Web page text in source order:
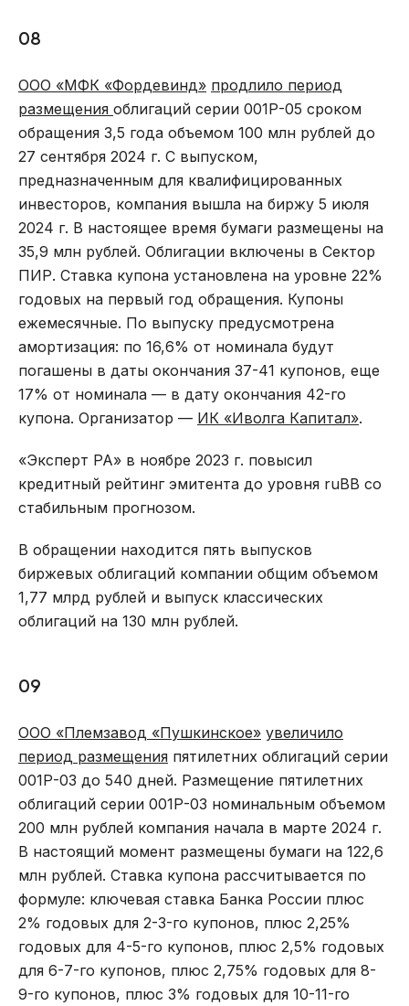
08
ООО «МФК «Фордевинд» продлило период
размещения облигаций серии 001Р-05 сроком
обращения 3,5 года объемом 100 млн рублей до
27 сентября 2024 г. С выпуском,
предназначенным для квалифицированных
инвесторов, компания вышла на биржу 5 июля
2024 г. В настоящее время бумаги размещены на
35,9 млн рублей. Облигации включены в Сектор
ПИР. Ставка купона установлена на уровне 22%
годовых на первый год обращения. Купоны
ежемесячные. По выпуску предусмотрена
амортизация: по 16,6% от номинала будут
погашены в даты окончания 37-41 купонов, еще
17% от номинала — в дату окончания 42-го
купона. Организатор — ИК «Иволга Капитал».
«Эксперт РА» в ноябре 2023 г. повысил
кредитный рейтинг эмитента до уровня ruBB со
стабильным прогнозом.
В обращении находится пять выпусков
биржевых облигаций компании общим объемом
1,77 млрд рублей и выпуск классических
облигаций на 130 млн рублей.
09
ООО «Племзавод «Пушкинское» увеличило
период размещения пятилетних облигаций серии
001Р-03 до 540 дней. Размещение пятилетних
облигаций серии 001Р-03 номинальным объемом
200 млн рублей компания начала в марте 2024 г.
В настоящий момент размещены бумаги на 122,6
млн рублей. Ставка купона рассчитывается по
формуле: ключевая ставка Банка России плюс
2% годовых для 2-3-го купонов, плюс 2,25%
годовых для 4-5-го купонов, плюс 2,5% годовых
для 6-7-го купонов, плюс 2,75% годовых для 8-
9-го купонов, плюс 3% годовых для 10-11-го